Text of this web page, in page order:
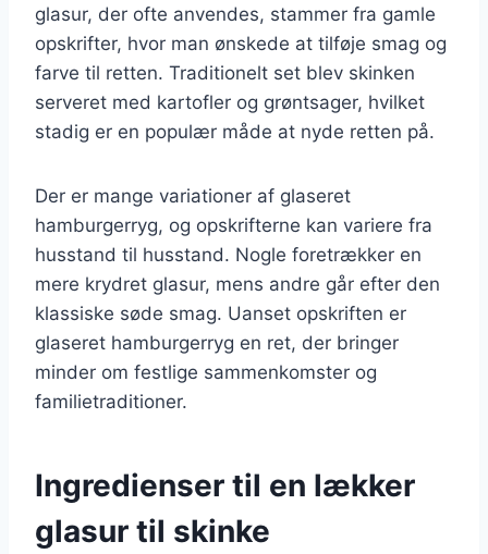
glasur, der ofte anvendes, stammer fra gamle
opskrifter, hvor man ønskede at tilføje smag og
farve til retten. Traditionelt set blev skinken
serveret med kartofler og grøntsager, hvilket
stadig er en populær måde at nyde retten på.
Der er mange variationer af glaseret
hamburgerryg, og opskrifterne kan variere fra
husstand til husstand. Nogle foretrækker en
mere krydret glasur, mens andre går efter den
klassiske søde smag. Uanset opskriften er
glaseret hamburgerryg en ret, der bringer
minder om festlige sammenkomster og
familietraditioner.
Ingredienser til en lækker
glasur til skinke